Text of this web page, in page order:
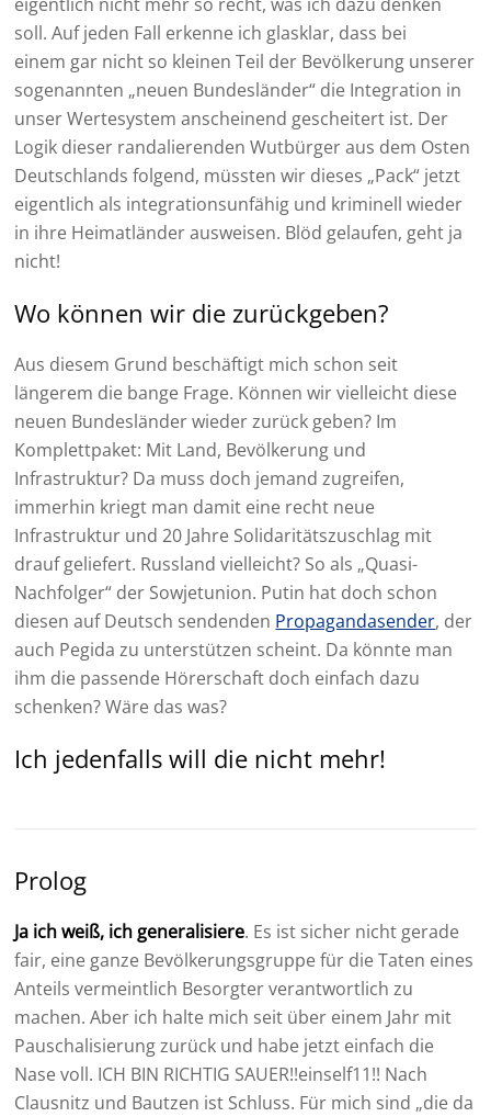
soll. Auf jeden Fall erkenne ich glasklar, dass bei
einem gar nicht so kleinen Teil der Bevölkerung unserer
sogenannten „neuen Bundesländer“ die Integration in
unser Wertesystem anscheinend gescheitert ist. Der
Logik dieser randalierenden Wutbürger aus dem Osten
Deutschlands folgend, müssten wir dieses „Pack“ jetzt
eigentlich als integrationsunfähig und kriminell wieder
in ihre Heimatländer ausweisen. Blöd gelaufen, geht ja
nicht!
Wo können wir die zurückgeben?
Aus diesem Grund beschäftigt mich schon seit
längerem die bange Frage. Können wir vielleicht diese
neuen Bundesländer wieder zurück geben? Im
Komplettpaket: Mit Land, Bevölkerung und
Infrastruktur? Da muss doch jemand zugreifen,
immerhin kriegt man damit eine recht neue
Infrastruktur und 20 Jahre Solidaritätszuschlag mit
drauf geliefert. Russland vielleicht? So als „Quasi-
Nachfolger“ der Sowjetunion. Putin hat doch schon
diesen auf Deutsch sendenden Propagandasender, der
auch Pegida zu unterstützen scheint. Da könnte man
ihm die passende Hörerschaft doch einfach dazu
schenken? Wäre das was?
Ich jedenfalls will die nicht mehr!
Prolog
Ja ich weiß, ich generalisiere. Es ist sicher nicht gerade
fair, eine ganze Bevölkerungsgruppe für die Taten eines
Anteils vermeintlich Besorgter verantwortlich zu
machen. Aber ich halte mich seit über einem Jahr mit
Pauschalisierung zurück und habe jetzt einfach die
Nase voll. ICH BIN RICHTIG SAUER!!einself11!! Nach
Clausnitz und Bautzen ist Schluss. Für mich sind „die da